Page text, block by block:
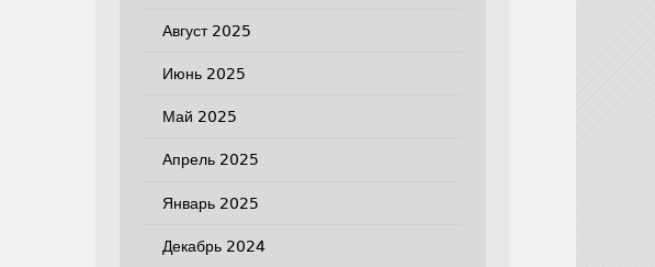
Август 2025
Июнь 2025
Май 2025
Апрель 2025
Январь 2025
Декабрь 2024